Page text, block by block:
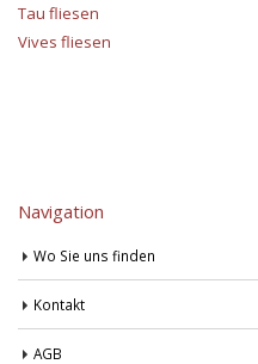
Tau fliesen
Vives fliesen
Navigation
Wo Sie uns finden
Kontakt
AGB